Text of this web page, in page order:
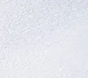
en wees als